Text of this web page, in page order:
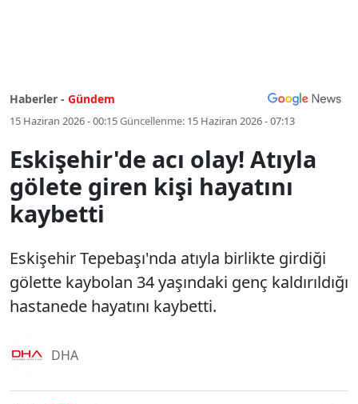
Haberler - Gündem
15 Haziran 2026 - 00:15Güncellenme: 15 Haziran 2026 - 07:13
Eskişehir'de acı olay! Atıyla
gölete giren kişi hayatını
kaybetti
Eskişehir Tepebaşı'nda atıyla birlikte girdiği
gölette kaybolan 34 yaşındaki genç kaldırıldığı
hastanede hayatını kaybetti.
DHA